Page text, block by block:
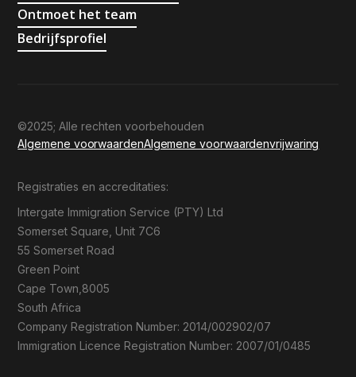
Ontmoet het team
Bedrijfsprofiel
©2025; Alle rechten voorbehouden
Algemene voorwaardenAlgemene voorwaardenvrijwaring
Registraties en accreditaties:
Intergate Immigration Service (PTY) Ltd
Somerset Square, Unit 7C6
55 Somerset Road
Green Point
Cape Town,8005
South Africa
Company Registration Number: 2014/002902/07
Immigration Licence Registration Number: 2007/01/0485